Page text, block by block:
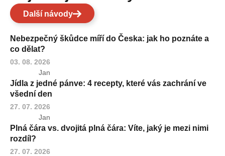
Další návody
Nebezpečný škůdce míří do Česka: jak ho poznáte a
co dělat?
03. 08. 2026
Jan
Jídla z jedné pánve: 4 recepty, které vás zachrání ve
všední den
27. 07. 2026
Jan
Plná čára vs. dvojitá plná čára: Víte, jaký je mezi nimi
rozdíl?
27. 07. 2026